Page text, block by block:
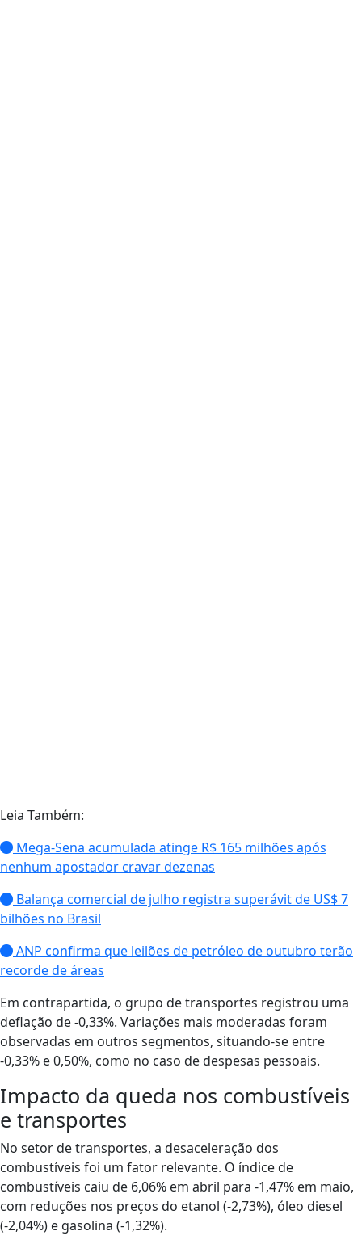
Leia Também:
Mega-Sena acumulada atinge R$ 165 milhões após
nenhum apostador cravar dezenas
Balança comercial de julho registra superávit de US$ 7
bilhões no Brasil
ANP confirma que leilões de petróleo de outubro terão
recorde de áreas
Em contrapartida, o grupo de transportes registrou uma
deflação de -0,33%. Variações mais moderadas foram
observadas em outros segmentos, situando-se entre
-0,33% e 0,50%, como no caso de despesas pessoais.
Impacto da queda nos combustíveis
e transportes
No setor de transportes, a desaceleração dos
combustíveis foi um fator relevante. O índice de
combustíveis caiu de 6,06% em abril para -1,47% em maio,
com reduções nos preços do etanol (-2,73%), óleo diesel
(-2,04%) e gasolina (-1,32%).